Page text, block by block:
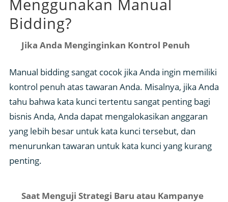
Menggunakan Manual
Bidding?
Jika Anda Menginginkan Kontrol Penuh
Manual bidding sangat cocok jika Anda ingin memiliki
kontrol penuh atas tawaran Anda. Misalnya, jika Anda
tahu bahwa kata kunci tertentu sangat penting bagi
bisnis Anda, Anda dapat mengalokasikan anggaran
yang lebih besar untuk kata kunci tersebut, dan
menurunkan tawaran untuk kata kunci yang kurang
penting.
Saat Menguji Strategi Baru atau Kampanye